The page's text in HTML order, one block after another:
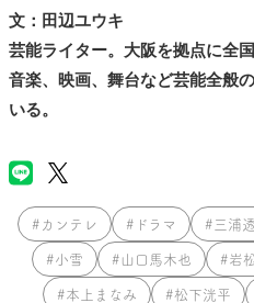
文：田辺ユウキ
芸能ライター。大阪を拠点に全
音楽、映画、舞台など芸能全般
いる。
#カンテレ #ドラマ #三浦
#小雪 #山口馬木也 #岩
#本上まなみ #松下洸平